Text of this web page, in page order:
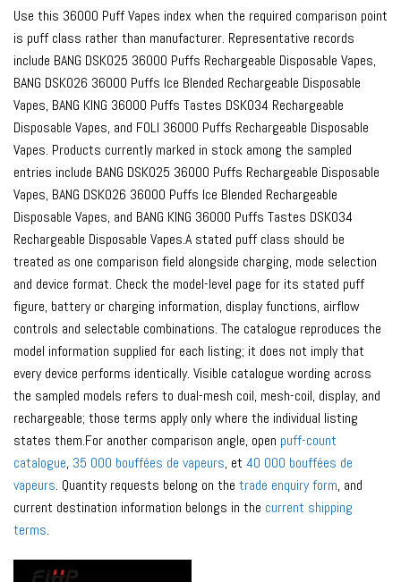
Use this 36000 Puff Vapes index when the required comparison point
is puff class rather than manufacturer. Representative records
include BANG DSK025 36000 Puffs Rechargeable Disposable Vapes,
BANG DSK026 36000 Puffs Ice Blended Rechargeable Disposable
Vapes, BANG KING 36000 Puffs Tastes DSK034 Rechargeable
Disposable Vapes, and FOLI 36000 Puffs Rechargeable Disposable
Vapes. Products currently marked in stock among the sampled
entries include BANG DSK025 36000 Puffs Rechargeable Disposable
Vapes, BANG DSK026 36000 Puffs Ice Blended Rechargeable
Disposable Vapes, and BANG KING 36000 Puffs Tastes DSK034
Rechargeable Disposable Vapes.A stated puff class should be
treated as one comparison field alongside charging, mode selection
and device format. Check the model-level page for its stated puff
figure, battery or charging information, display functions, airflow
controls and selectable combinations. The catalogue reproduces the
model information supplied for each listing; it does not imply that
every device performs identically. Visible catalogue wording across
the sampled models refers to dual-mesh coil, mesh-coil, display, and
rechargeable; those terms apply only where the individual listing
states them.For another comparison angle, open puff-count
catalogue, 35 000 bouffées de vapeurs, et 40 000 bouffées de
vapeurs. Quantity requests belong on the trade enquiry form, and
current destination information belongs in the current shipping
terms.